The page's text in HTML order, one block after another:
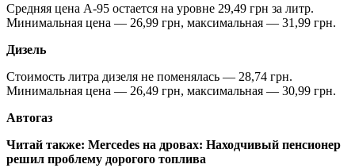
Средняя цена А-95 остается на уровне 29,49 грн за литр.
Минимальная цена — 26,99 грн, максимальная — 31,99 грн.
Дизель
Стоимость литра дизеля не поменялась — 28,74 грн.
Минимальная цена — 26,49 грн, максимальная — 30,99 грн.
Автогаз
Читай также: Mercedes на дровах: Находчивый пенсионер
решил проблему дорогого топлива